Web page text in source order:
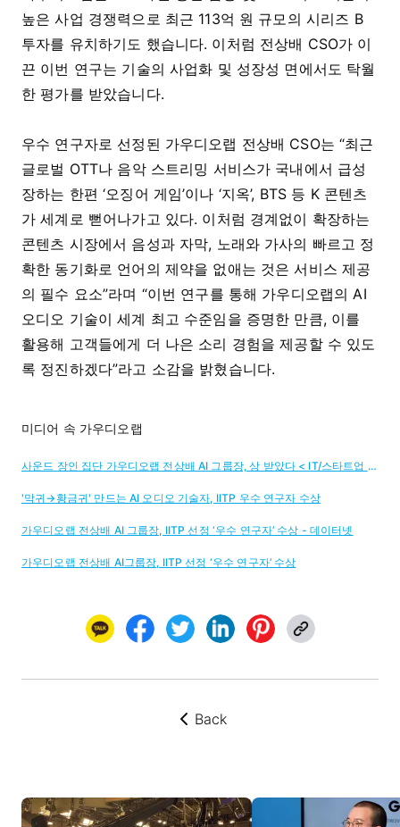
높은 사업 경쟁력으로 최근 113억 원 규모의 시리즈 B
투자를 유치하기도 했습니다. 이처럼 전상배 CSO가 이
끈 이번 연구는 기술의 사업화 및 성장성 면에서도 탁월
한 평가를 받았습니다.
우수 연구자로 선정된 가우디오랩 전상배 CSO는 “최근
글로벌 OTT나 음악 스트리밍 서비스가 국내에서 급성
장하는 한편 ‘오징어 게임’이나 ‘지옥’, BTS 등 K 콘텐츠
가 세계로 뻗어나가고 있다. 이처럼 경계없이 확장하는
콘텐츠 시장에서 음성과 자막, 노래와 가사의 빠르고 정
확한 동기화로 언어의 제약을 없애는 것은 서비스 제공
의 필수 요소”라며 “이번 연구를 통해 가우디오랩의 AI
오디오 기술이 세계 최고 수준임을 증명한 만큼, 이를
활용해 고객들에게 더 나은 소리 경험을 제공할 수 있도
록 정진하겠다”라고 소감을 밝혔습니다.
미디어 속 가우디오랩
사운드 장인 집단 가우디오랩 전상배 AI 그룹장, 상 받았다 < IT/스타트업 < IT/스타트업 < 기사본문 - 이코노믹리뷰
'막귀→황금귀' 만드는 AI 오디오 기술자, IITP 우수 연구자 수상
가우디오랩 전상배 AI 그룹장, IITP 선정 ‘우수 연구자’ 수상 - 데이터넷
가우디오랩 전상배 AI그룹장, IITP 선정 ‘우수 연구자’ 수상
뒤로가기
Back